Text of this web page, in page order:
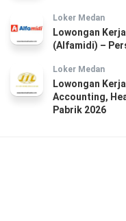
Loker Medan
Lowongan
(Alfamidi) –
Loker Medan
Lowongan
Accounting,
Pabrik 2026